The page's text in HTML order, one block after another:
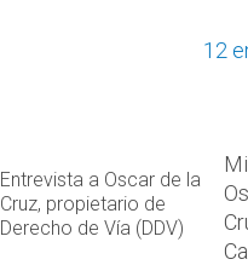
12
Entrevista a Oscar de la
Cruz, propietario de
Derecho de Vía (DDV)